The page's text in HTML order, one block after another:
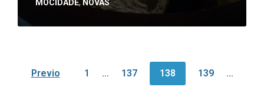
MOCIDADE, NOVAS
Navegación
Previo 1 … 137 138 139 …